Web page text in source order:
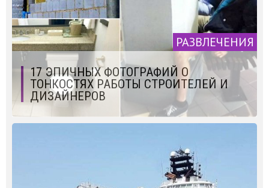
РАЗВЛЕЧЕНИЯ
17 ЭПИЧНЫХ ФОТОГРАФИЙ О
ТОНКОСТЯХ РАБОТЫ СТРОИТЕЛЕЙ И
ДИЗАЙНЕРОВ